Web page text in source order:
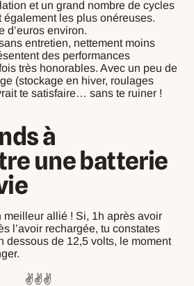
et un grand nombre de cycles
également les plus onéreuses.
d’euros environ.
entretien, nettement moins
des performances
très honorables. Avec un peu de
(stockage en hiver, roulages
te satisfaire… sans te ruiner !
à
une batterie
meilleur allié ! Si, 1h après avoir
l’avoir rechargée, tu constates
dessous de 12,5 volts, le moment
✌️✌️✌️